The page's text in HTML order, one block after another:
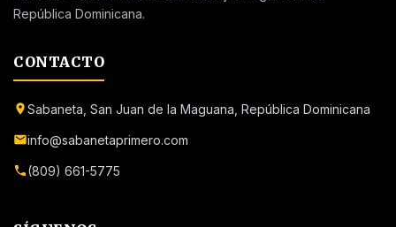
República Dominicana.
CONTACTO
Sabaneta, San Juan de la Maguana, República Dominicana
info@sabanetaprimero.com
(809) 661-5775